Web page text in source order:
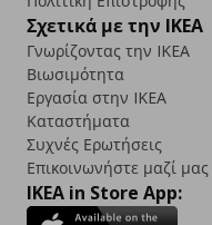
Σχετικά με την IKEA
Γνωρίζοντας την IKEA
Βιωσιμότητα
Εργασία στην IKEA
Καταστήματα
Συχνές Ερωτήσεις
Επικοινωνήστε μαζί μας
IKEA in Store App: